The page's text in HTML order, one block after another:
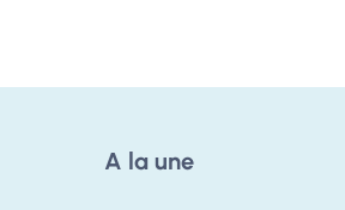
A la une